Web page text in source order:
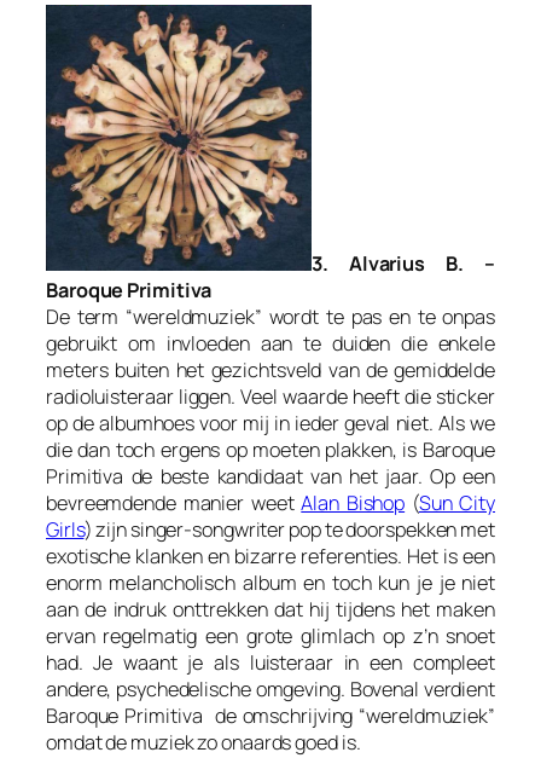
3. Alvarius B. –
Baroque Primitiva
De term “wereldmuziek” wordt te pas en te onpas
gebruikt om invloeden aan te duiden die enkele
meters buiten het gezichtsveld van de gemiddelde
radioluisteraar liggen. Veel waarde heeft die sticker
op de albumhoes voor mij in ieder geval niet. Als we
die dan toch ergens op moeten plakken, is Baroque
Primitiva de beste kandidaat van het jaar. Op een
bevreemdende manier weetAlan Bishop (Sun City
Girls) zijn singer-songwriter pop te doorspekken met
exotische klanken en bizarre referenties. Het is een
enorm melancholisch album en toch kun je je niet
aan de indruk onttrekken dat hij tijdens het maken
ervan regelmatig een grote glimlach op z’n snoet
had. Je waant je als luisteraar in een compleet
andere, psychedelische omgeving. Bovenal verdient
Baroque Primitiva de omschrijving “wereldmuziek”
omdat de muziek zo onaards goed is.